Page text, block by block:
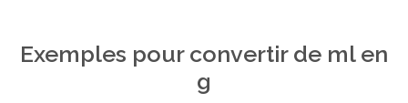
Exemples pour convertir de ml en
g